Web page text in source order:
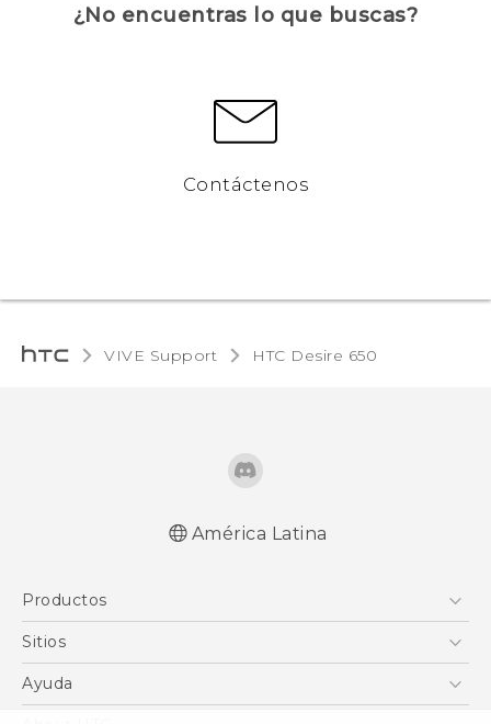
¿No encuentras lo que buscas?
Contáctenos
VIVE Support HTC Desire 650‎
English - User manual
América Latina
Productos
5G
EXODUS
Sitios
HTC Desarrollo
Ayuda